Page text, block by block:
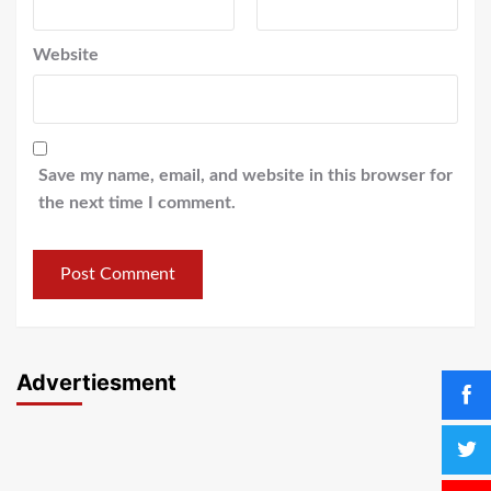
Website
Save my name, email, and website in this browser for
the next time I comment.
Advertiesment